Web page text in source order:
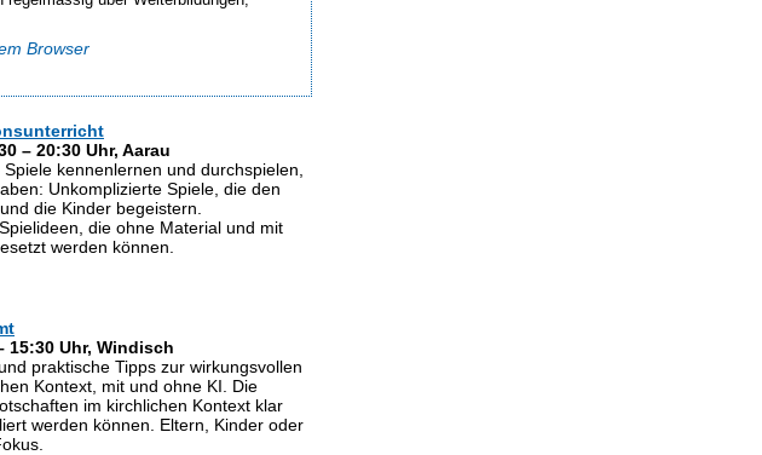
Browser
– 20:30 Uhr, Aarau
kennenlernen und durchspielen,
Unkomplizierte Spiele, die den
die Kinder begeistern.
die ohne Material und mit
werden können.
15:30 Uhr, Windisch
praktische Tipps zur wirkungsvollen
Kontext, mit und ohne KI. Die
im kirchlichen Kontext klar
werden können. Eltern, Kinder oder